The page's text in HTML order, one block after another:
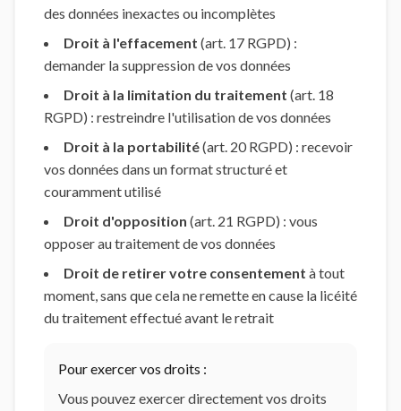
des données inexactes ou incomplètes
Droit à l'effacement (art. 17 RGPD) :
demander la suppression de vos données
Droit à la limitation du traitement (art. 18
RGPD) : restreindre l'utilisation de vos données
Droit à la portabilité(art. 20 RGPD) : recevoir
vos données dans un format structuré et
couramment utilisé
Droit d'opposition (art. 21 RGPD) : vous
opposer au traitement de vos données
Droit de retirer votre consentement à tout
moment, sans que cela ne remette en cause la licéité
du traitement effectué avant le retrait
Pour exercer vos droits :
Vous pouvez exercer directement vos droits